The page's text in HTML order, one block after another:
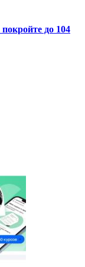
до 104